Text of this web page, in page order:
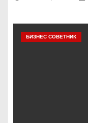
БИЗНЕС СОВЕТНИК